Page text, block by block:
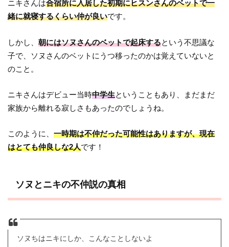
ニキさんは合宿所に入居した初期にヒスンさんのベットで一
緒に就寝するくらい仲が良いです。
しかし、朝にはソヌさんのベットで起床するという不思議な
子で、ソヌさんのベットにうつ移ったのかは覚えていないと
のこと。
ニキさんはデビュー当時中学生ということもあり、まだまだ
家族から離れる寂しさもあったのでしょうね。
このように、一時期は不仲だった可能性はありますが、現在
はとても仲良しな2人です！
ソヌとニキの不仲説の真相
ソヌちはニキにしか、こんなことしないよ